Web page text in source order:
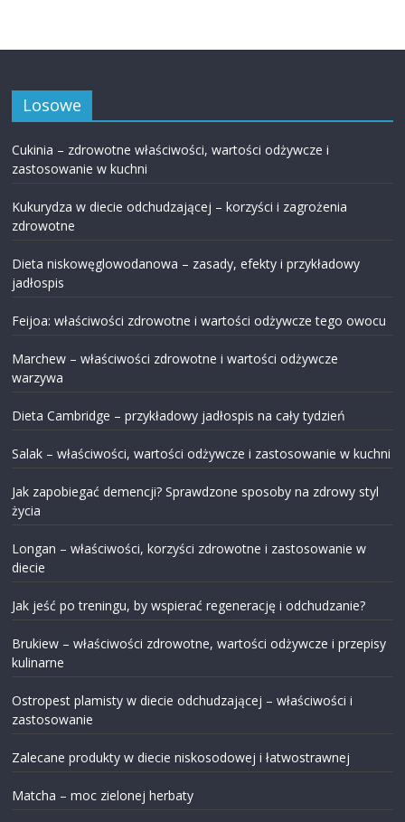
Losowe
Cukinia – zdrowotne właściwości, wartości odżywcze i
zastosowanie w kuchni
Kukurydza w diecie odchudzającej – korzyści i zagrożenia
zdrowotne
Dieta niskowęglowodanowa – zasady, efekty i przykładowy
jadłospis
Feijoa: właściwości zdrowotne i wartości odżywcze tego owocu
Marchew – właściwości zdrowotne i wartości odżywcze
warzywa
Dieta Cambridge – przykładowy jadłospis na cały tydzień
Salak – właściwości, wartości odżywcze i zastosowanie w kuchni
Jak zapobiegać demencji? Sprawdzone sposoby na zdrowy styl
życia
Longan – właściwości, korzyści zdrowotne i zastosowanie w
diecie
Jak jeść po treningu, by wspierać regenerację i odchudzanie?
Brukiew – właściwości zdrowotne, wartości odżywcze i przepisy
kulinarne
Ostropest plamisty w diecie odchudzającej – właściwości i
zastosowanie
Zalecane produkty w diecie niskosodowej i łatwostrawnej
Matcha – moc zielonej herbaty